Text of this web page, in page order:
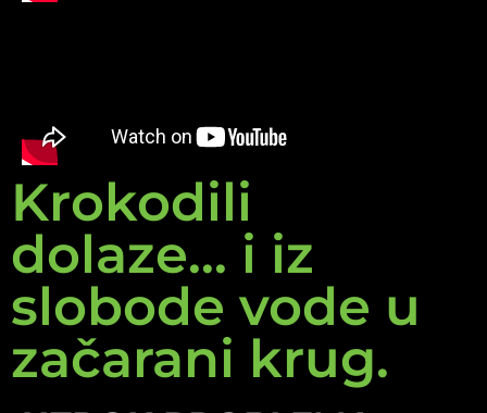
Krokodili
dolaze... i iz
slobode vode u
začarani krug.